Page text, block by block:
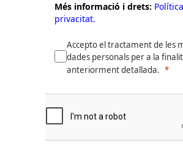
Més informació i drets:
privacitat.
Accepto el tractament de les
dades personals per a la
anteriorment detallada.